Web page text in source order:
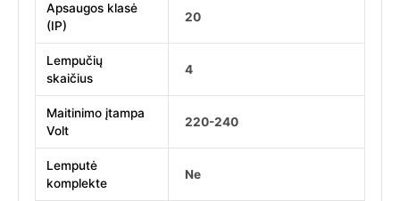
Apsaugos klasė
(IP)
20
Lempučių
skaičius
4
Maitinimo įtampa
Volt
220-240
Lemputė
komplekte
Ne